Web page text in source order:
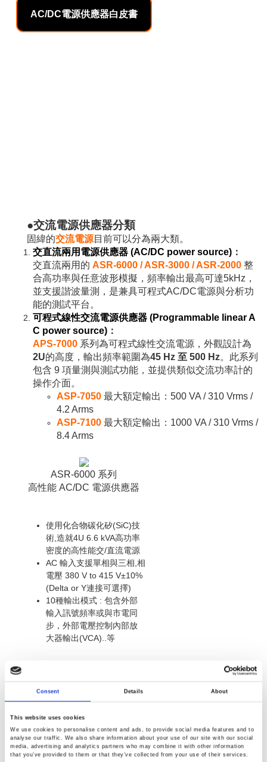
Consent Details About
This website uses cookies
We use cookies to personalise content and ads, to provide social media features and to
analyse our traffic. We also share information about your use of our site with our social
media, advertising and analytics partners who may combine it with other information
that you’ve provided to them or that they’ve collected from your use of their services.
AC/DC電源供應器白皮書
●交流電源供應器分類
固緯的交流電源目前可以分為兩大類。
交直流兩用電源供應器 (AC/DC power source) ：
交直流兩用的 ASR-6000 / ASR-3000 / ASR-2000 整
合高功率與任意波形模擬，頻率輸出最高可達5kHz，
並支援諧波量測，是兼具可程式AC/DC電源與分析功
能的測試平台。
可程式線性交流電源供應器 (Programmable linear A
C power source) ：
APS-7000 系列為可程式線性交流電源，外觀設計為
2U的高度，輸出頻率範圍為45 Hz 至 500 Hz。此系列
包含 9 項量測與測試功能，並提供類似交流功率計的
操作介面。
ASP-7050 最大額定輸出：500 VA / 310 Vrms /
4.2 Arms
ASP-7100 最大額定輸出：1000 VA / 310 Vrms /
8.4 Arms
ASR-6000 系列
高性能 AC/DC 電源供應器
使用化合物碳化矽(SiC)技
術,造就4U 6.6 kVA高功率
密度的高性能交/直流電源
AC 輸入支援單相與三相,相
電壓 380 V to 415 V±10%
(Delta or Y連接可選擇)
10種輸出模式 : 包含外部
輸入訊號頻率或與市電同
步，外部電壓控制內部放
大器輸出(VCA)..等
ASR-3000 系列
可程式 AC/DC 電源供應器
輸出容量: 2 kVA / 3 kVA / 4
kVA / 5 kVA